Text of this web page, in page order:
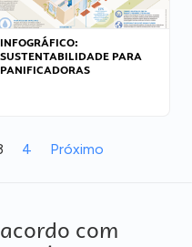
INFOGRÁFICO:
SUSTENTABILIDADE PARA
PANIFICADORAS
4 Próximo
com